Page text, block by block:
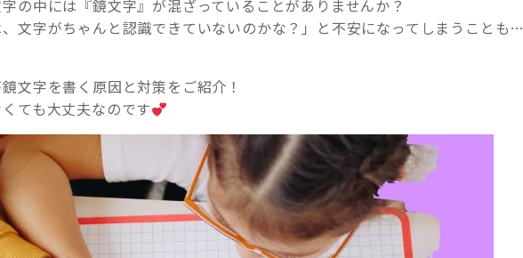
の中には『鏡文字』が混ざっていることがありませんか？
、文字がちゃんと認識できていないのかな？」と不安になってしまうことも…
文字を書く原因と対策をご紹介！
ても大丈夫なのです